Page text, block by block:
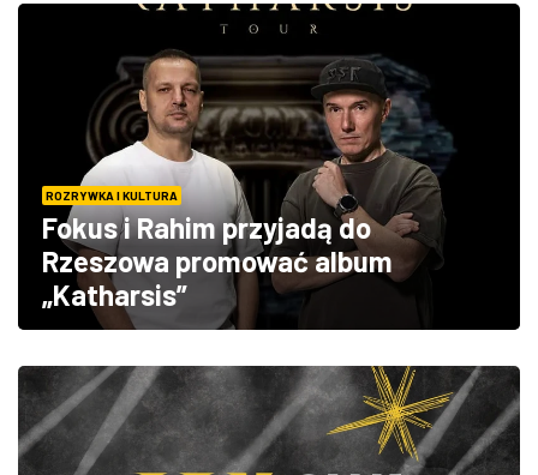
ROZRYWKA I KULTURA
Fokus i Rahim przyjadą do
Rzeszowa promować album
„Katharsis”